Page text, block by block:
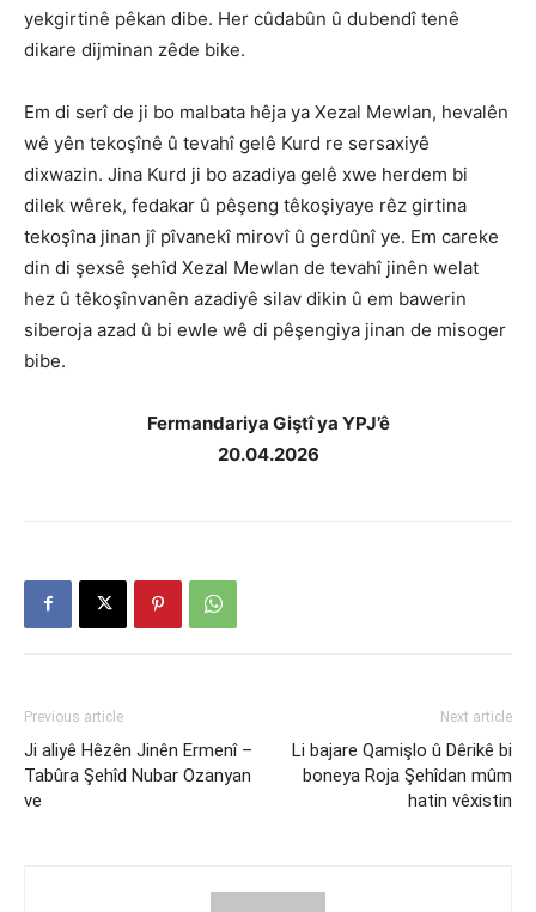
yekgirtinê pêkan dibe. Her cûdabûn û dubendî tenê
dikare dijminan zêde bike.
Em di serî de ji bo malbata hêja ya Xezal Mewlan, hevalên
wê yên tekoşînê û tevahî gelê Kurd re sersaxiyê
dixwazin. Jina Kurd ji bo azadiya gelê xwe herdem bi
dilek wêrek, fedakar û pêşeng têkoşiyaye rêz girtina
tekoşîna jinan jî pîvanekî mirovî û gerdûnî ye. Em careke
din di şexsê şehîd Xezal Mewlan de tevahî jinên welat
hez û têkoşînvanên azadiyê silav dikin û em bawerin
siberoja azad û bi ewle wê di pêşengiya jinan de misoger
bibe.
Fermandariya Giştî ya YPJ’ê
20.04.2026
Previous article
Ji aliyê Hêzên Jinên Ermenî –
Tabûra Şehîd Nubar Ozanyan
ve
Next article
Li bajare Qamişlo û Dêrikê bi
boneya Roja Şehîdan mûm
hatin vêxistin